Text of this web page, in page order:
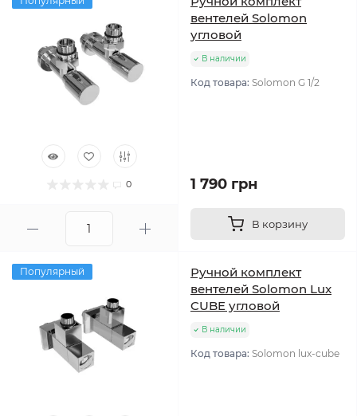
0
вентелей Solomon
угловой
В наличии
Код товара: Solomon G 1/2
1 790 грн
В корзину
Популярный
Ручной комплект
вентелей Solomon Lux
CUBE угловой
В наличии
Код товара: Solomon lux-cube